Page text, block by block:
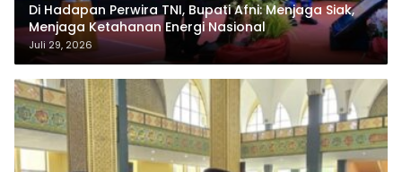
Di Hadapan Perwira TNI, Bupati Afni: Menjaga Siak,
Menjaga Ketahanan Energi Nasional
Juli 29, 2026